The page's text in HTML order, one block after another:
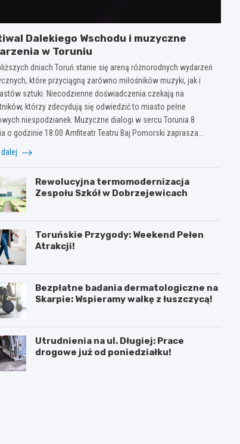
Dalekiego Wschodu i muzyczne
w Toruniu
dniach Toruń stanie się areną różnorodnych wydarzeń
które przyciągną zarówno miłośników muzyki, jak i
sztuki. Niecodzienne doświadczenia czekają na
którzy zdecydują się odwiedzić to miasto pełne
niespodzianek. Muzyczne dialogi w sercu Torunia 8
o godzinie 18:00 Amfiteatr Teatru Baj Pomorski zaprasza…
Rewolucyjna termomodernizacja
Zespołu Szkół w Dobrzejewicach
Toruńskie Przygody: Weekend Pełen
Atrakcji!
Bezpłatne badania dermatologiczne na
Skarpie: Wspieramy walkę z łuszczycą!
Utrudnienia na ul. Długiej: Prace
drogowe już od poniedziałku!